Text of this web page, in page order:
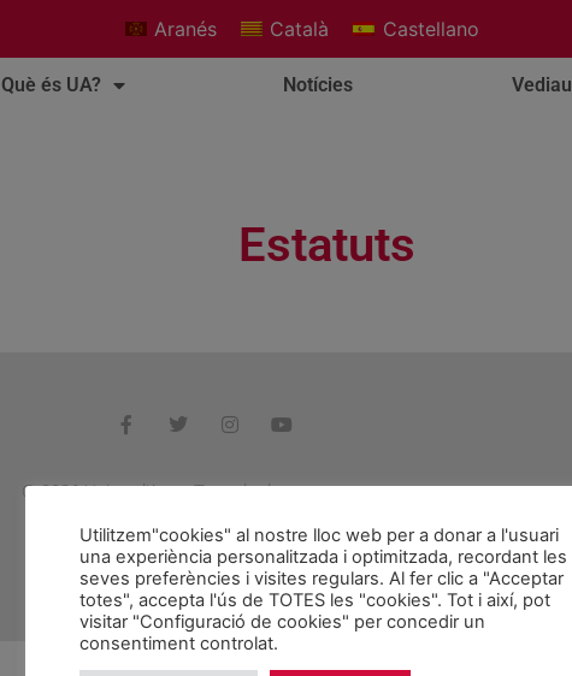
Aranés Català Castellano
Què és UA? Notícies Vediau
Estatuts
© 2026 Unitat d'Aran. Tots els drets reservats.
POLÍTICA DE PROTECCIÓ DE DADES
Utilitzem"cookies" al nostre lloc web per a donar a l'usuari
una experiència personalitzada i optimitzada, recordant les
seves preferències i visites regulars. Al fer clic a "Acceptar
totes", accepta l'ús de TOTES les "cookies". Tot i així, pot
visitar "Configuració de cookies" per concedir un
consentiment controlat.